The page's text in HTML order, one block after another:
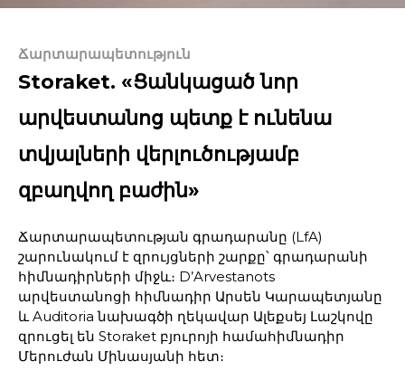
Ճարտարապետություն
Storaket. «Ցանկացած նոր
արվեստանոց պետք է ունենա
տվյալների վերլուծությամբ
զբաղվող բաժին»
Ճարտարապետության գրադարանը (LfA)
շարունակում է զրույցների շարքը՝ գրադարանի
հիմնադիրների միջև։ D’Arvestanots
արվեստանոցի հիմնադիր Արսեն Կարապետյանը
և Auditoria նախագծի ղեկավար Ալեքսեյ Լաշկովը
զրուցել են Storaket բյուրոյի համահիմնադիր
Մերուժան Մինասյանի հետ։